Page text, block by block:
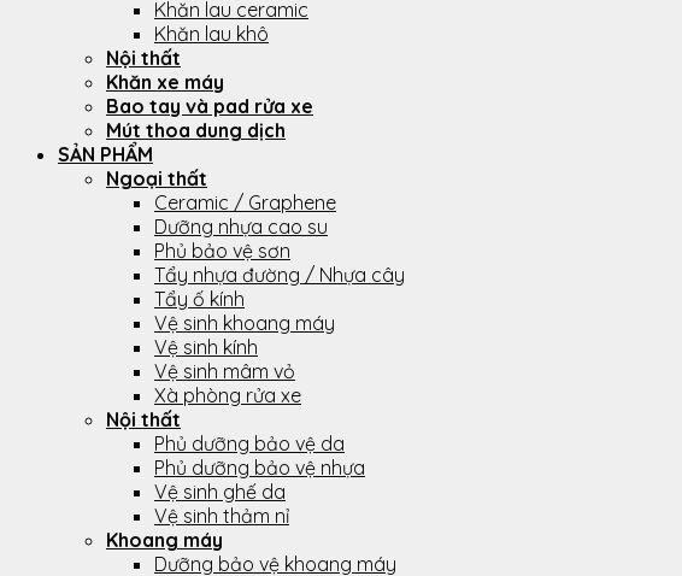
Khăn lau ceramic
Khăn lau khô
Nội thất
Khăn xe máy
Bao tay và pad rửa xe
Mút thoa dung dịch
SẢN PHẨM
Ngoại thất
Ceramic / Graphene
Dưỡng nhựa cao su
Phủ bảo vệ sơn
Tẩy nhựa đường / Nhựa cây
Tẩy ố kính
Vệ sinh khoang máy
Vệ sinh kính
Vệ sinh mâm vỏ
Xà phòng rửa xe
Nội thất
Phủ dưỡng bảo vệ da
Phủ dưỡng bảo vệ nhựa
Vệ sinh ghế da
Vệ sinh thảm nỉ
Khoang máy
Dưỡng bảo vệ khoang máy